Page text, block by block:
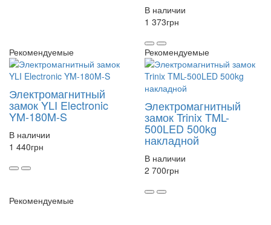
В наличии
1 373грн
Рекомендуемые
Электромагнитный
замок YLI Electronic
YM-180M-S
В наличии
1 440грн
Рекомендуемые
Электромагнитный
замок Trinix TML-
500LED 500kg
накладной
В наличии
2 700грн
Рекомендуемые